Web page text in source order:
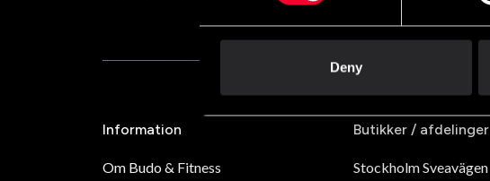
Deny
Information
Om Budo & Fitness
Butikker / afdelinger
Stockholm Sveavägen